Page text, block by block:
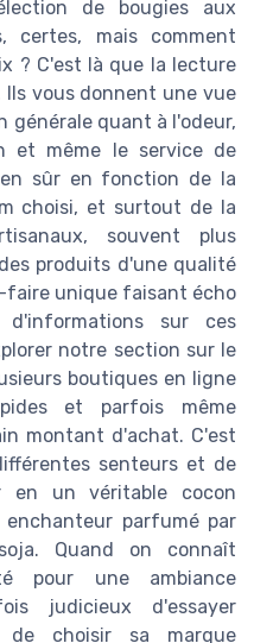
de bougies aux
certes, mais comment
? C'est là que la lecture
vous donnent une vue
générale quant à l'odeur,
et même le service de
sûr en fonction de la
choisi, et surtout de la
souvent plus
produits d'une qualité
faire unique faisant écho
sur ces
notre section sur le
boutiques en ligne
et parfois même
montant d'achat. C'est
senteurs et de
en un véritable cocon
parfumé par
Quand on connaît
pour une ambiance
judicieux d'essayer
de choisir sa marque